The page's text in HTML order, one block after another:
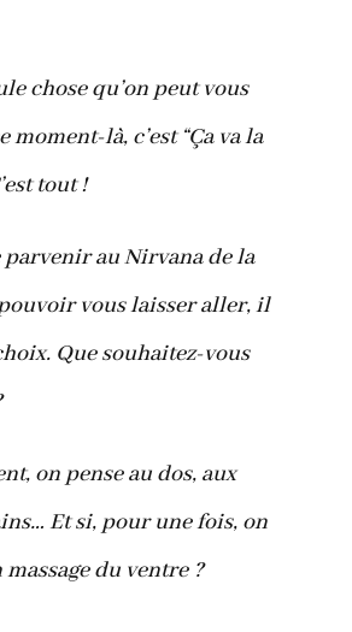
chose qu’on peut vous
moment-là, c’est “Ça va la
tout !
parvenir au Nirvana de la
vous laisser aller, il
Que souhaitez-vous
on pense au dos, aux
Et si, pour une fois, on
du ventre ?